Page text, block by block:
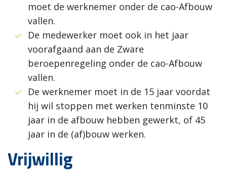
moet de werknemer onder de cao-Afbouw
vallen.
De medewerker moet ook in het jaar
voorafgaand aan de Zware
beroepenregeling onder de cao-Afbouw
vallen.
De werknemer moet in de 15 jaar voordat
hij wil stoppen met werken tenminste 10
jaar in de afbouw hebben gewerkt, of 45
jaar in de (af)bouw werken.
Vrijwillig